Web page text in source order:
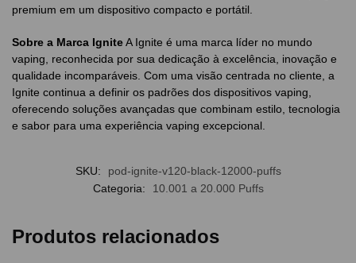
premium em um dispositivo compacto e portátil.
Sobre a Marca IgniteA Ignite é uma marca líder no mundo
vaping, reconhecida por sua dedicação à excelência, inovação e
qualidade incomparáveis. Com uma visão centrada no cliente, a
Ignite continua a definir os padrões dos dispositivos vaping,
oferecendo soluções avançadas que combinam estilo, tecnologia
e sabor para uma experiência vaping excepcional.
SKU:
pod-ignite-v120-black-12000-puffs
Categoria:
10.001 a 20.000 Puffs
Produtos relacionados